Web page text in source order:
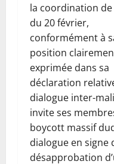
la coordination de
du 20 février,
conformément à
position
exprimée dans sa
déclaration
dialogue inter-
invite ses
boycott massif
dialogue en signe
désapprobation